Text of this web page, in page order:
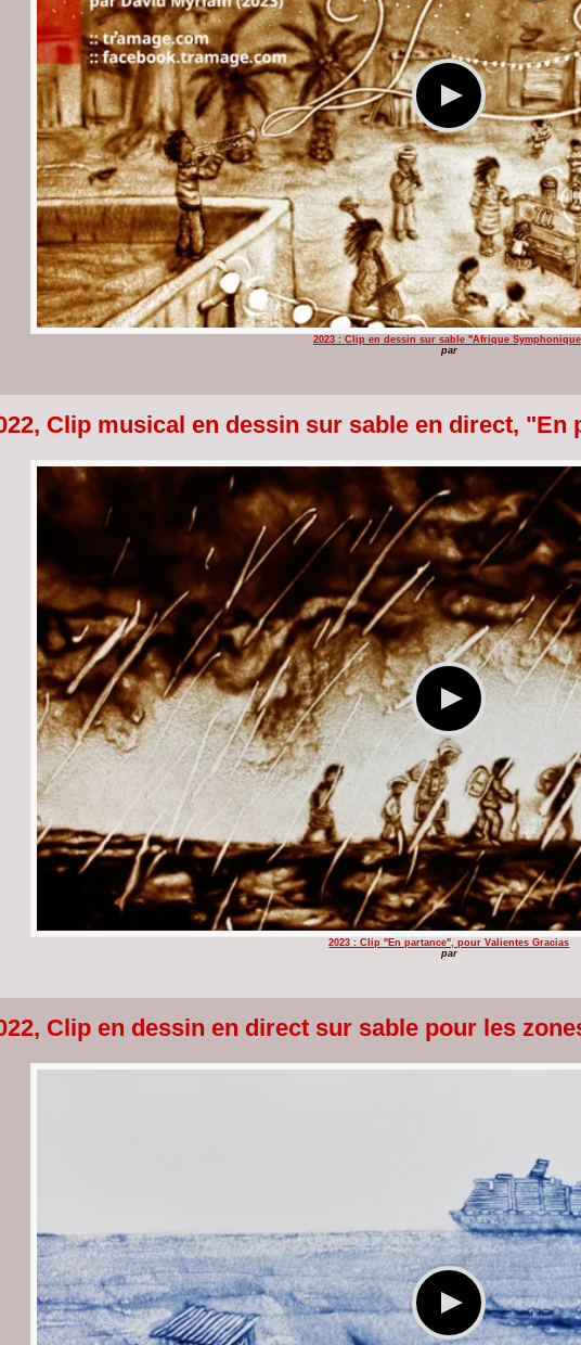
2023 : Clip en dessin sur sable "Afrique
par
Clip musical en dessin sur sable en direct, "En
2023 : Clip "En partance", pour Valientes Gracias
par
Clip en dessin en direct sur sable pour les